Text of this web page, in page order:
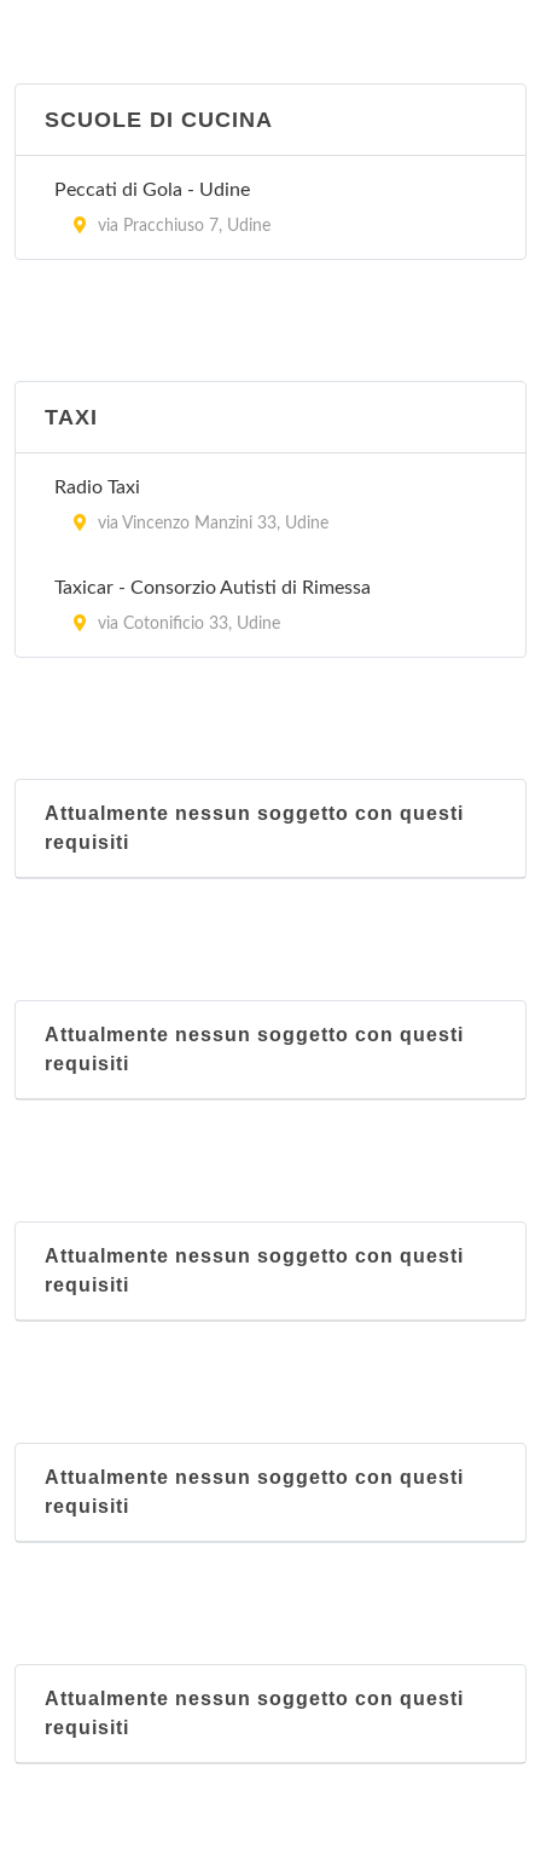
SCUOLE DI CUCINA
Peccati di Gola - Udine
via Pracchiuso 7, Udine
TAXI
Radio Taxi
via Vincenzo Manzini 33, Udine
Taxicar - Consorzio Autisti di Rimessa
via Cotonificio 33, Udine
Attualmente nessun soggetto con questi
requisiti
Attualmente nessun soggetto con questi
requisiti
Attualmente nessun soggetto con questi
requisiti
Attualmente nessun soggetto con questi
requisiti
Attualmente nessun soggetto con questi
requisiti